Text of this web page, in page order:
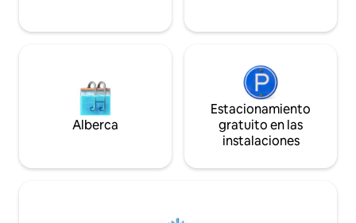
Alberca
Estacionamiento
gratuito en las
instalaciones